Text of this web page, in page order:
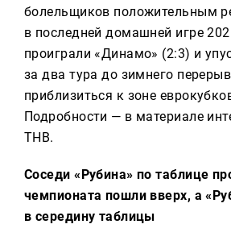
болельщиков положительным
в последней домашней игре
проиграли «Динамо» (2:3) и
за два тура до зимнего
приблизиться к зоне
Подробности — в материале
ТНВ.
Соседи «Рубина» по таблице
чемпионата пошли вверх, а
в середину таблицы